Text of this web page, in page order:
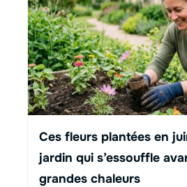
Ces fleurs plantées en
jardin qui s’essouffle
grandes chaleurs